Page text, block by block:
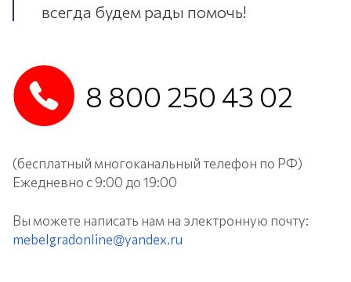
всегда будем рады помочь!
8 800 250 43 02
(бесплатный многоканальный телефон по РФ)
Ежедневно с 9:00 до 19:00
Вы можете написать нам на электронную почту:
mebelgradonline@yandex.ru